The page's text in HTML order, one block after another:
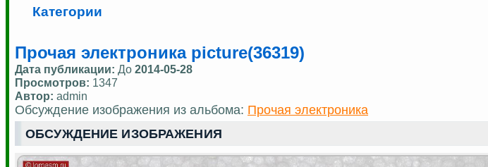
Категории
Прочая электроника picture(36319)
Дата публикации: До 2014-05-28
Просмотров: 1347
Автор: admin
Обсуждение изображения из альбома: Прочая электроника
ОБСУЖДЕНИЕ ИЗОБРАЖЕНИЯ